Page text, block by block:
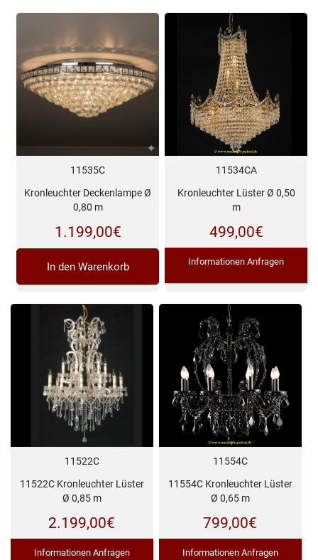
11535C
Kronleuchter Deckenlampe Ø
0,80 m
1.199,00€
In den Warenkorb
11534CA
Kronleuchter Lüster Ø 0,50
m
499,00€
Informationen Anfragen
11522C
11522C Kronleuchter Lüster
Ø 0,85 m
2.199,00€
Informationen Anfragen
11554C
11554C Kronleuchter Lüster
Ø 0,65 m
799,00€
Informationen Anfragen